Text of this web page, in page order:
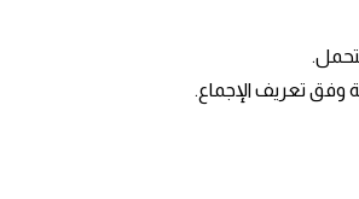
وفق تعريف الإجماع.